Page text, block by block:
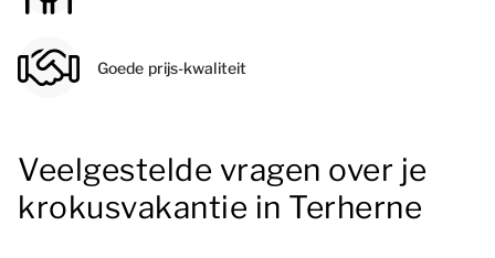
Goede prijs-kwaliteit
Veelgestelde vragen over je
krokusvakantie in Terherne